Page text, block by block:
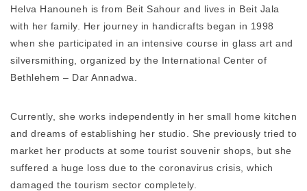
Helva Hanouneh is from Beit Sahour and lives in Beit Jala
with her family. Her journey in handicrafts began in 1998
when she participated in an intensive course in glass art and
silversmithing, organized by the International Center of
Bethlehem – Dar Annadwa.
Currently, she works independently in her small home kitchen
and dreams of establishing her studio. She previously tried to
market her products at some tourist souvenir shops, but she
suffered a huge loss due to the coronavirus crisis, which
damaged the tourism sector completely.